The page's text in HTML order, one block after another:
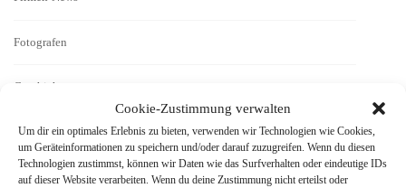
Cookie-Zustimmung verwalten
Um dir ein optimales Erlebnis zu bieten, verwenden wir Technologien wie Cookies,
um Geräteinformationen zu speichern und/oder darauf zuzugreifen. Wenn du diesen
Technologien zustimmst, können wir Daten wie das Surfverhalten oder eindeutige IDs
auf dieser Website verarbeiten. Wenn du deine Zustimmung nicht erteilst oder
Fotografen
Geschichten
Interview
Kamera-Reviews